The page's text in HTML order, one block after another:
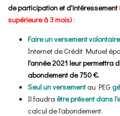
de participation et d'intéressement
supérieure à 3 mois) :
Faire un versement
Internet de Crédit Mutuel
l'année 2021 leur permettra
abondement de 750 €.
Seul un versementau PEG
Il faudra être présent dans
calcul de l'abondement.